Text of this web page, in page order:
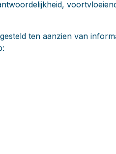
ten aanzien van